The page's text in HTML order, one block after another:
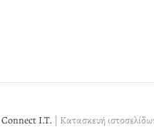
Connect I.T. | Κατασκευή